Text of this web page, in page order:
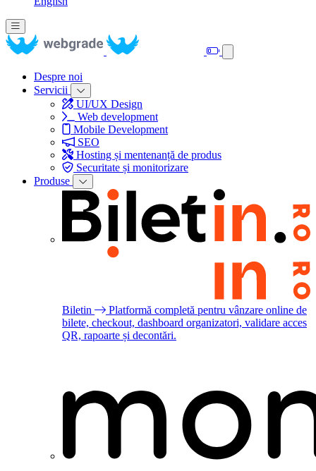
Despre noi
Servicii
UI/UX Design
Web development
Mobile Development
SEO
Hosting și mentenanță de produs
Securitate și monitorizare
Produse
Biletin
Platformă completă pentru vânzare online de
bilete, checkout, dashboard organizatori, validare acces
QR, rapoarte și decontări.